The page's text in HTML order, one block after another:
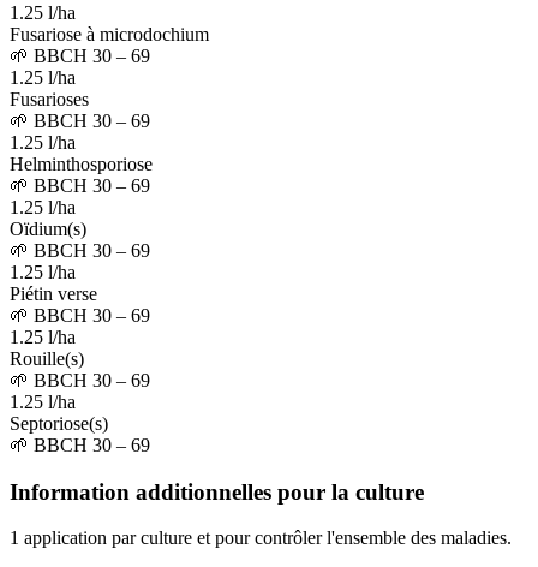
1.25 l/ha
Fusariose à microdochium
🌱 BBCH 30 – 69
1.25 l/ha
Fusarioses
🌱 BBCH 30 – 69
1.25 l/ha
Helminthosporiose
🌱 BBCH 30 – 69
1.25 l/ha
Oïdium(s)
🌱 BBCH 30 – 69
1.25 l/ha
Piétin verse
🌱 BBCH 30 – 69
1.25 l/ha
Rouille(s)
🌱 BBCH 30 – 69
1.25 l/ha
Septoriose(s)
🌱 BBCH 30 – 69
Information additionnelles pour la culture
1 application par culture et pour contrôler l'ensemble des maladies.